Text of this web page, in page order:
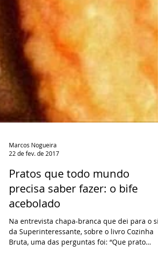
Marcos Nogueira
22 de fev. de 2017
Pratos que todo mundo
acebolado
Na entrevista chapa-branca que dei para o